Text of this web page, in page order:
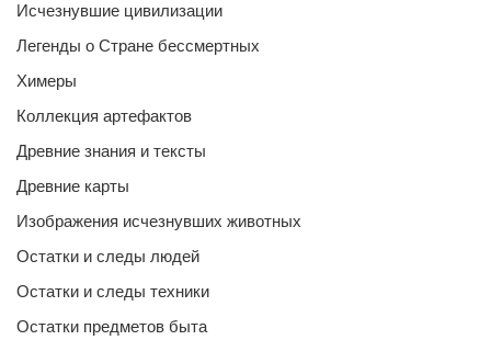
Исчезнувшие цивилизации
Легенды о Стране бессмертных
Химеры
Коллекция артефактов
Древние знания и тексты
Древние карты
Изображения исчезнувших животных
Остатки и следы людей
Остатки и следы техники
Остатки предметов быта